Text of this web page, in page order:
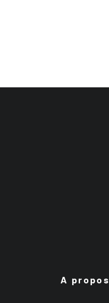
A propos